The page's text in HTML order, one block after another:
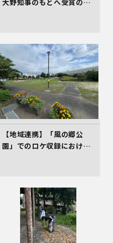
【地域連携】「風の郷公
園」でのロケ収録における